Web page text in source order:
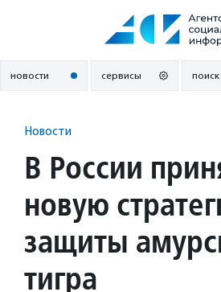
новости сервисы поиск
Новости
В России
новую
защиты
тигра